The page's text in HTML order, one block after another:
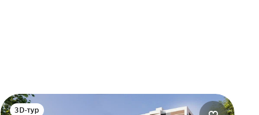
3D-тур